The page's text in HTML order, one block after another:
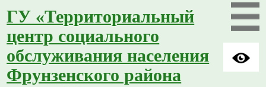
ГУ «Территориальный
центр социального
обслуживания населения
Фрунзенского района